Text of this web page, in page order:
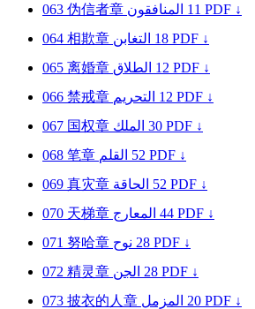
063 伪信者章 المنافقون 11 PDF ↓
064 相欺章 التغابن 18 PDF ↓
065 离婚章 الطلاق 12 PDF ↓
066 禁戒章 التحريم 12 PDF ↓
067 国权章 الملك 30 PDF ↓
068 笔章 القلم 52 PDF ↓
069 真灾章 الحاقة 52 PDF ↓
070 天梯章 المعارج 44 PDF ↓
071 努哈章 نوح 28 PDF ↓
072 精灵章 الجن 28 PDF ↓
073 披衣的人章 المزمل 20 PDF ↓